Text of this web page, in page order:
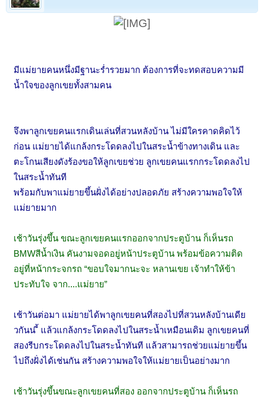
มีแม่ยายคนหนึ่งมีฐานะร่ำรวยมาก ต้องการที่จะทดสอบความมี
น้ำใจของลูกเขยทั้งสามคน
จึงพาลูกเขยคนแรกเดินเล่นที่สวนหลังบ้าน ไม่มีใครคาดคิดไว้
ก่อน แม่ยายได้แกล้งกระโดดลงไปในสระน้ำข้างทางเดิน และ
ตะโกนเสียงดังร้องขอให้ลูกเขยช่วย ลูกเขยคนแรกกระโดดลงไป
ในสระน้ำทันที
พร้อมกับพาแม่ยายขึ้นฝั่งได้อย่างปลอดภัย สร้างความพอใจให้
แม่ยายมาก
เช้าวันรุ่งขึ้น ขณะลูกเขยคนแรกออกจากประตูบ้าน ก็เห็นรถ
BMWสีน้ำเงิน คันงามจอดอยู่หน้าประตูบ้าน พร้อมข้อความติด
อยู่ที่หน้ากระจกรถ “ขอบใจมากนะจะ หลานเขย เจ้าทำให้ข้า
ประทับใจ จาก....แม่ยาย”
เช้าวันต่อมา แม่ยายได้พาลูกเขยคนที่สองไปที่สวนหลังบ้านเดีย
วกันน ี้ แล้วแกล้งกระโดดลงไปในสระน้ำเหมือนเดิม ลูกเขยคนที่
สองรีบกระโดดลงไปในสระน้ำทันที แล้วสามารถช่วยแม่ยายขึ้น
ไปถึงฝั่งได้เช่นกัน สร้างความพอใจให้แม่ยายเป็นอย่างมาก
เช้าวันรุ่งขึ้นขณะลูกเขยคนที่สอง ออกจากประตูบ้าน ก็เห็นรถ